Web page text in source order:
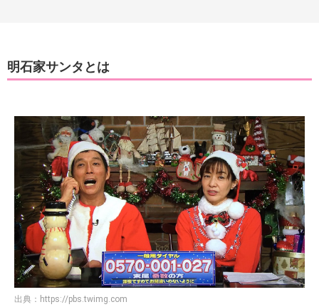
明石家サンタとは
出典： https://pbs.twimg.com